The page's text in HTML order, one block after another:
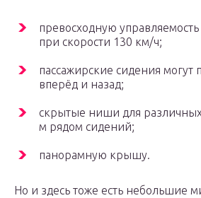
превосходную
при скорости 130 км/ч;
пассажирские сидения могут
вперёд и назад;
скрытые ниши для
м рядом сидений;
панорамную крышу.
Но и здесь тоже есть небольшие